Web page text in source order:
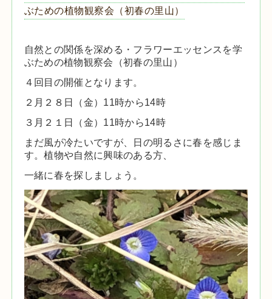
ぶための植物観察会（初春の里山）
自然との関係を深める・フラワーエッセンスを学
ぶための植物観察会（初春の里山）
４回目の開催となります。
２月２８日（金）11時から14時
３月２１日（金）11時から14時
まだ風が冷たいですが、日の明るさに春を感じま
す。植物や自然に興味のある方、
一緒に春を探しましょう。